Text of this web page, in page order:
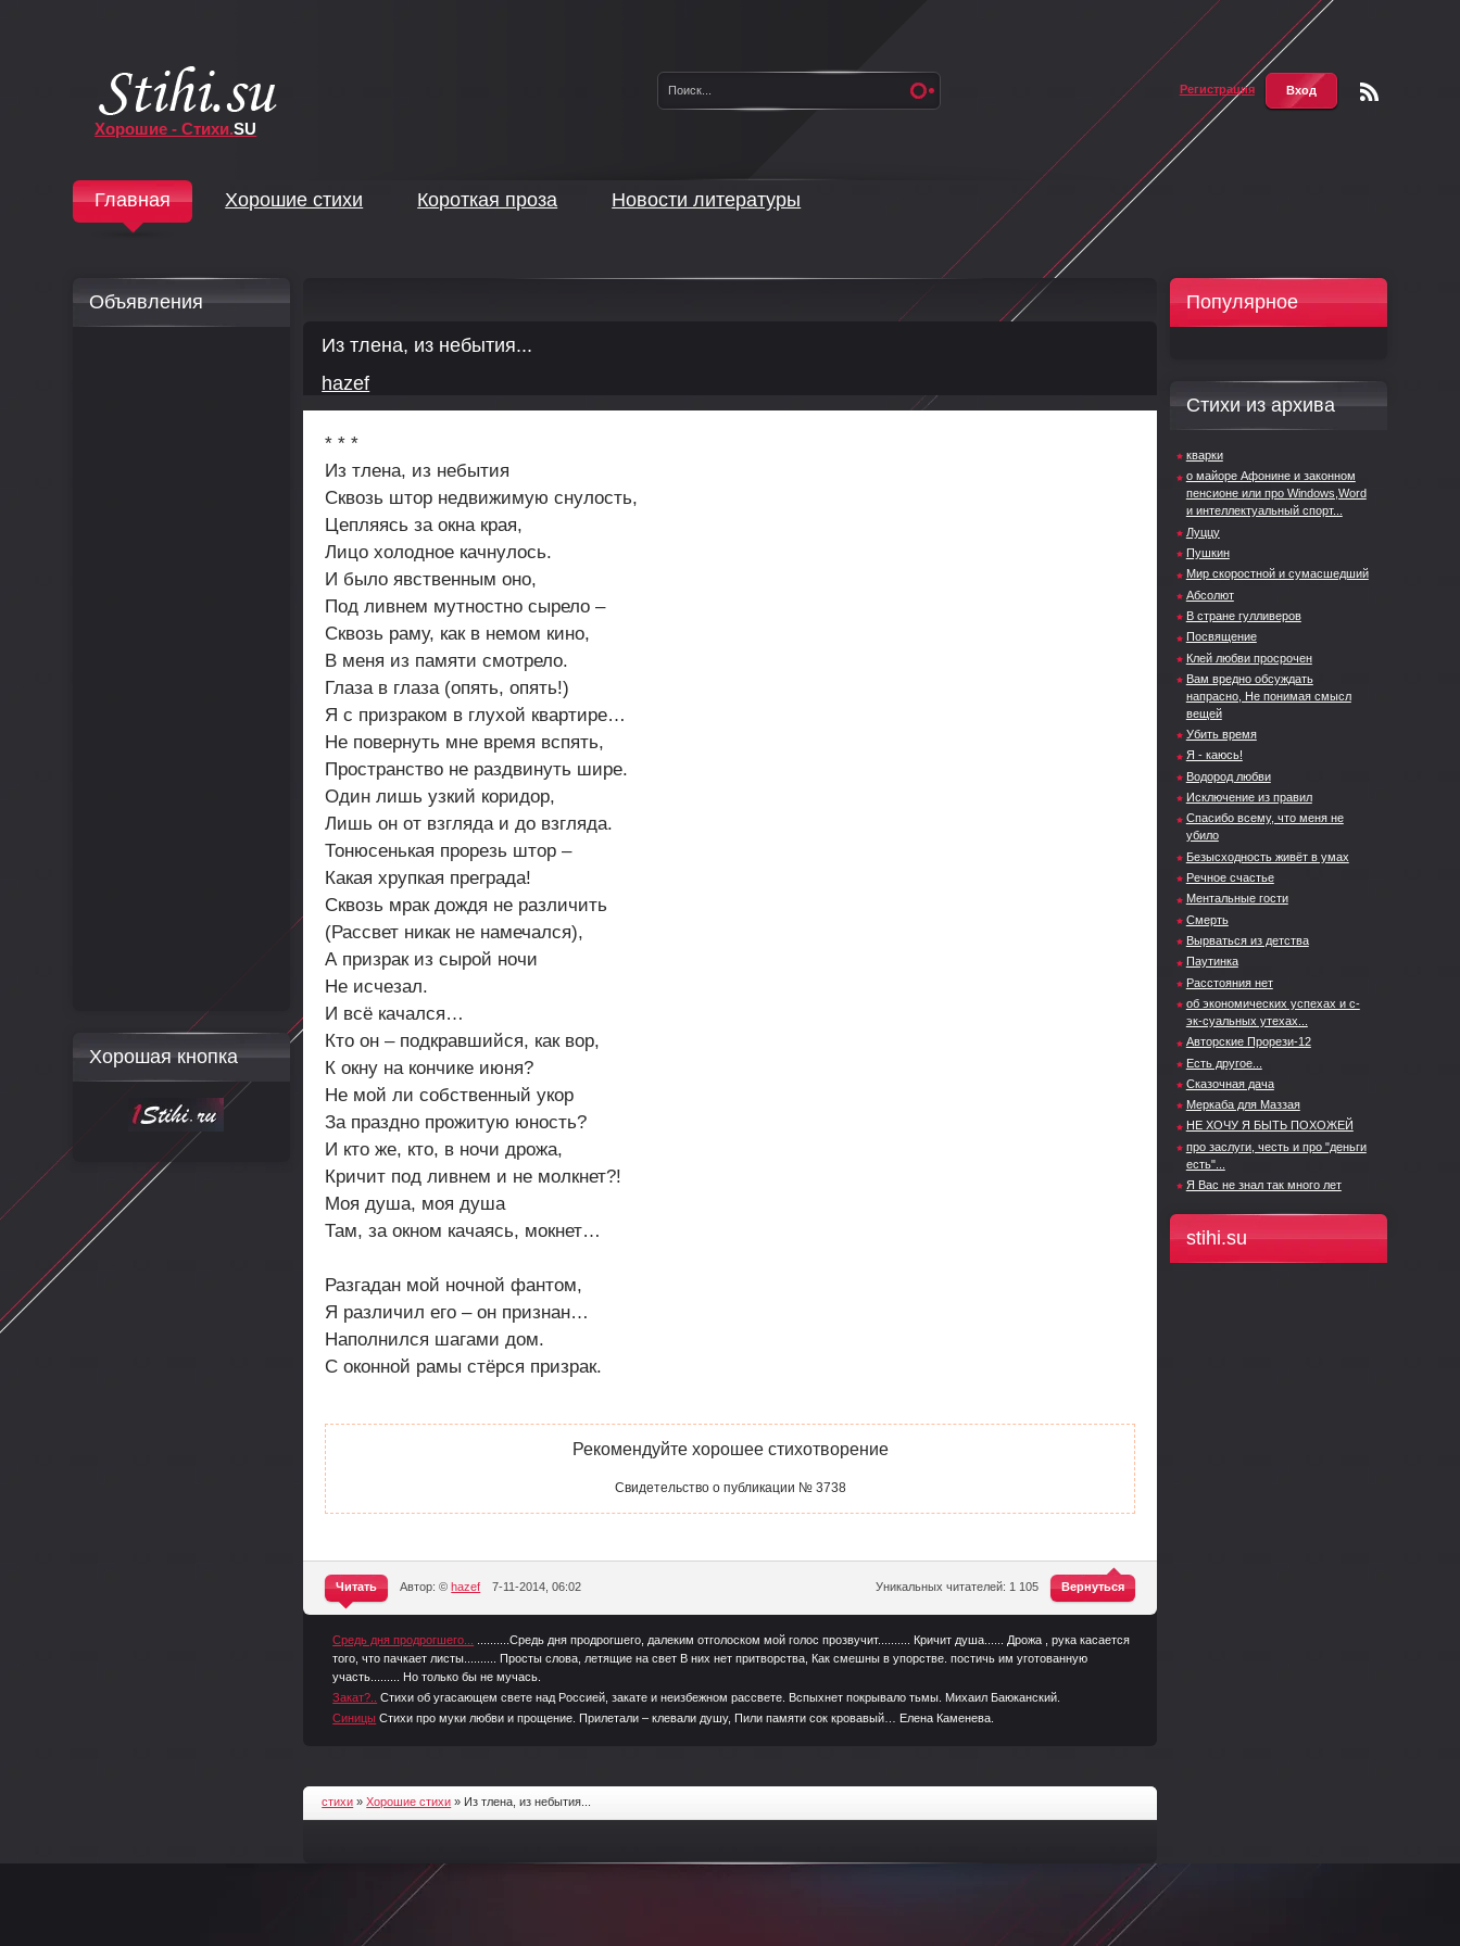
Хорошие - Стихи.SU
Регистрация Вход
Главная Хорошие стихи Короткая проза Новости литературы
Из тлена, из небытия...
hazef
* * *
Из тлена, из небытия
Сквозь штор недвижимую снулость,
Цепляясь за окна края,
Лицо холодное качнулось.
И было явственным оно,
Под ливнем мутностно сырело –
Сквозь раму, как в немом кино,
В меня из памяти смотрело.
Глаза в глаза (опять, опять!)
Я с призраком в глухой квартире…
Не повернуть мне время вспять,
Пространство не раздвинуть шире.
Один лишь узкий коридор,
Лишь он от взгляда и до взгляда.
Тонюсенькая прорезь штор –
Какая хрупкая преграда!
Сквозь мрак дождя не различить
(Рассвет никак не намечался),
А призрак из сырой ночи
Не исчезал.
И всё качался…
Кто он – подкравшийся, как вор,
К окну на кончике июня?
Не мой ли собственный укор
За праздно прожитую юность?
И кто же, кто, в ночи дрожа,
Кричит под ливнем и не молкнет?!
Моя душа, моя душа
Там, за окном качаясь, мокнет…
Разгадан мой ночной фантом,
Я различил его – он признан…
Наполнился шагами дом.
С оконной рамы стёрся призрак.
Рекомендуйте хорошее стихотворение
Свидетельство о публикации № 3738
Вернуться
Уникальных читателей: 1 105
Читать
^
Автор: ©hazef 7-11-2014, 06:02
Средь дня продрогшего...
..........Средь дня продрогшего, далеким отголоском мой голос прозвучит.......... Кричит душа...... Дрожа , рука касается
того, что пачкает листы.......... Просты слова, летящие на свет В них нет притворства, Как смешны в упорстве. постичь им уготованную
участь......... Но только бы не мучась.
Закат?..
Стихи об угасающем свете над Россией, закате и неизбежном рассвете. Вспыхнет покрывало тьмы. Михаил Баюканский.
Синицы Стихи про муки любви и прощение. Прилетали – клевали душу, Пили памяти сок кровавый… Елена Каменева.
стихи »Хорошие стихи » Из тлена, из небытия...
Популярное
Стихи из архива
кварки
о майоре Афонине и законном
пенсионе или про Windows,Word
и интеллектуальный спорт...
Луццу
Пушкин
Мир скоростной и сумасшедший
Абсолют
В стране гулливеров
Посвящение
Клей любви просрочен
Вам вредно обсуждать
напрасно, Не понимая смысл
вещей
Убить время
Я - каюсь!
Водород любви
Исключение из правил
Спасибо всему, что меня не
убило
Безысходность живёт в умах
Речное счастье
Ментальные гости
Смерть
Вырваться из детства
Паутинка
Расстояния нет
об экономических успехах и с-
эк-суальных утехах...
Авторские Прорези-12
Есть другое...
Сказочная дача
Меркаба для Маззая
НЕ ХОЧУ Я БЫТЬ ПОХОЖЕЙ
про заслуги, честь и про "деньги
есть"...
Я Вас не знал так много лет
stihi.su
Объявления
Хорошая кнопка